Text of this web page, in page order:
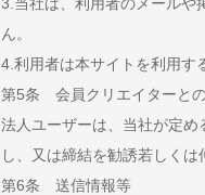
ん。
4.利用者は本サイトを利用す
第5条 会員クリエイターと
法人ユーザーは、当社が定
し、又は締結を勧誘若しくは
第6条 送信情報等